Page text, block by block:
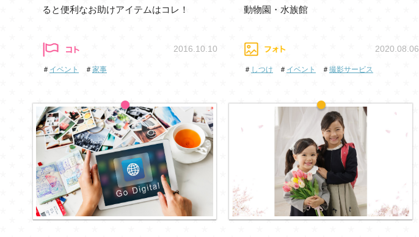
ると便利なお助けアイテムはコレ！
2016.10.10
＃ イベント ＃家事
動物園・水族館
2020.08.06
＃ しつけ ＃ イベント ＃撮影サービス